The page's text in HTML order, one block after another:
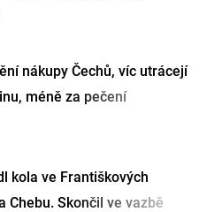
nákupy Čechů, víc utrácejí
méně za pečení
kola ve Františkových
Chebu. Skončil ve vazbě